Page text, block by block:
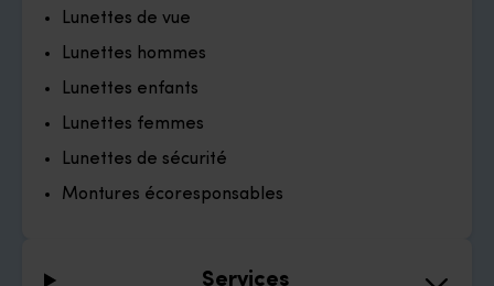
Lunettes de vue
Lunettes hommes
Lunettes enfants
Lunettes femmes
Lunettes de sécurité
Montures écoresponsables
Services